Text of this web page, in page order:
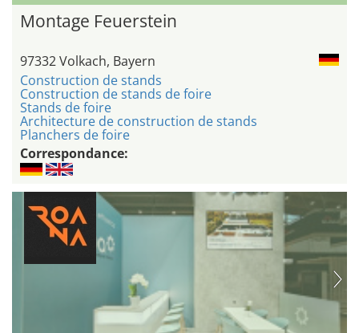
Montage Feuerstein
97332 Volkach, Bayern
Construction de stands
Construction de stands de foire
Stands de foire
Architecture de construction de stands
Planchers de foire
Correspondance: